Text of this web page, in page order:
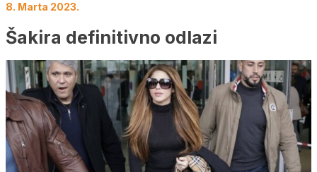
8. Marta 2023.
Šakira definitivno odlazi